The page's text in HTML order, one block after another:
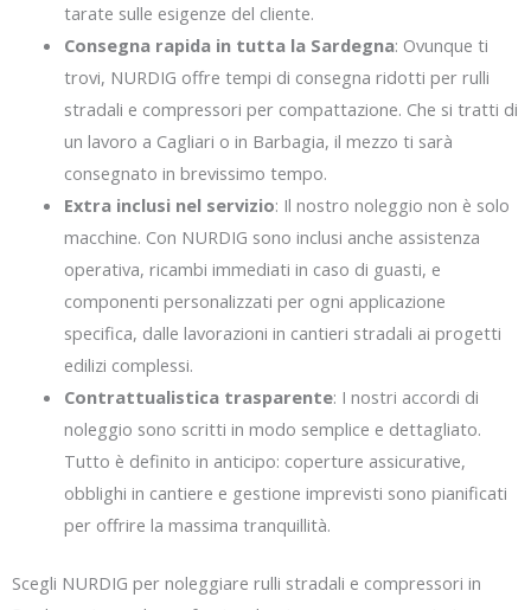
tarate sulle esigenze del cliente.
Consegna rapida in tutta la Sardegna: Ovunque ti
trovi, NURDIG offre tempi di consegna ridotti per rulli
stradali e compressori per compattazione. Che si tratti di
un lavoro a Cagliari o in Barbagia, il mezzo ti sarà
consegnato in brevissimo tempo.
Extra inclusi nel servizio: Il nostro noleggio non è solo
macchine. Con NURDIG sono inclusi anche assistenza
operativa, ricambi immediati in caso di guasti, e
componenti personalizzati per ogni applicazione
specifica, dalle lavorazioni in cantieri stradali ai progetti
edilizi complessi.
Contrattualistica trasparente: I nostri accordi di
noleggio sono scritti in modo semplice e dettagliato.
Tutto è definito in anticipo: coperture assicurative,
obblighi in cantiere e gestione imprevisti sono pianificati
per offrire la massima tranquillità.
Scegli NURDIG per noleggiare rulli stradali e compressori in